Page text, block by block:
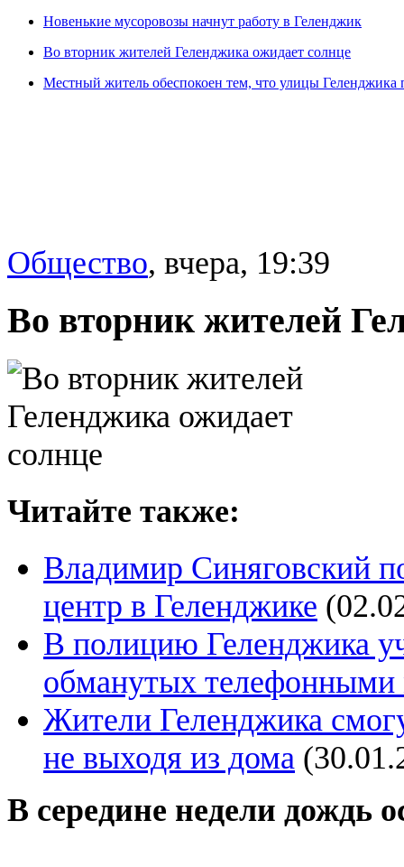
Новенькие мусоровозы начнут работу в Геленджик
Во вторник жителей Геленджика ожидает солнце
Местный житель обеспокоен тем, что улицы Геленджика
Общество, вчера, 19:39
Во вторник жителей
Читайте также:
Владимир Синяговский
центр в Геленджике
В полицию Геленджика
обманутых
Жители Геленджика
не выходя из дома
В середине недели дождь